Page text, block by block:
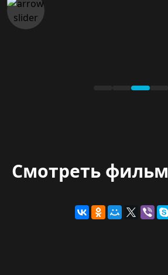
Смотреть фильм